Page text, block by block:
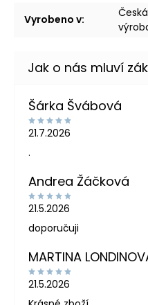
Vyrobeno v:
Šárka Švábová
21.7.2026
.
Andrea Žáčková
21.5.2026
doporučuji
MARTINA
21.5.2026